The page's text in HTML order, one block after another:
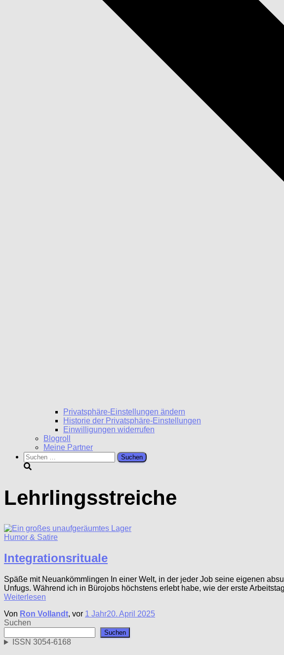
Privatsphäre-Einstellungen ändern
Historie der Privatsphäre-Einstellungen
Einwilligungen widerrufen
Blogroll
Meine Partner
Suchen
nach:
Lehrlingsstreiche
Humor & Satire
Integrationsrituale
Späße mit Neuankömmlingen In einer Welt, in der jeder Job seine eigenen
Unfugs. Während ich in Bürojobs höchstens erlebt habe, wie der erste
Weiterlesen
Von Ron Vollandt, vor 1 Jahr20. April 2025
Suchen
Suchen
ISSN 3054-6168